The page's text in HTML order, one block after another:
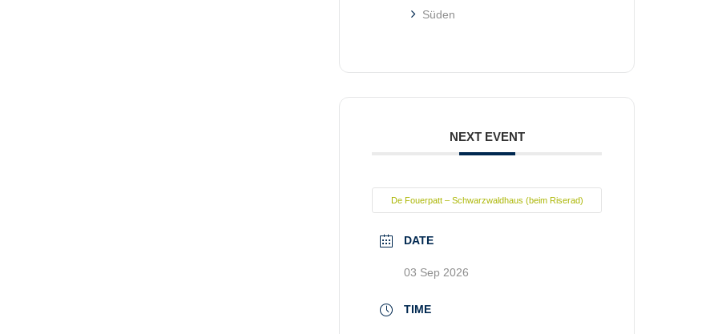
Süden
NEXT EVENT
De Fouerpatt – Schwarzwaldhaus (beim Riserad)
DATE
03 Sep 2026
TIME